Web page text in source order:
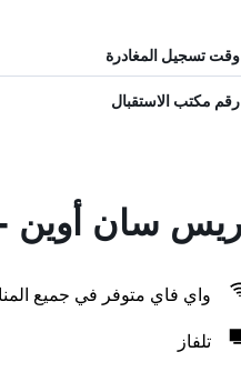
وقت تسجيل المغادرة
رقم مكتب الاستقبال
واي فاي متوفر في جميع
تلفاز